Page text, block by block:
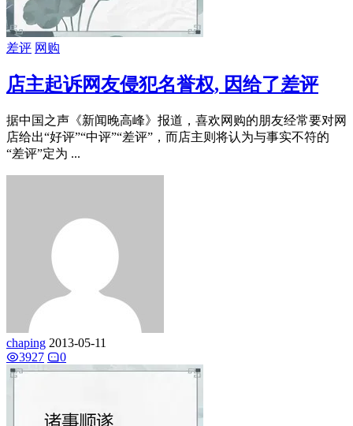
差评 网购
店主起诉网友侵犯名誉权, 因给了差评
据中国之声《新闻晚高峰》报道，喜欢网购的朋友经常要对网
店给出“好评”“中评”“差评”，而店主则将认为与事实不符的
“差评”定为 ...
chaping 2013-05-11
3927
0